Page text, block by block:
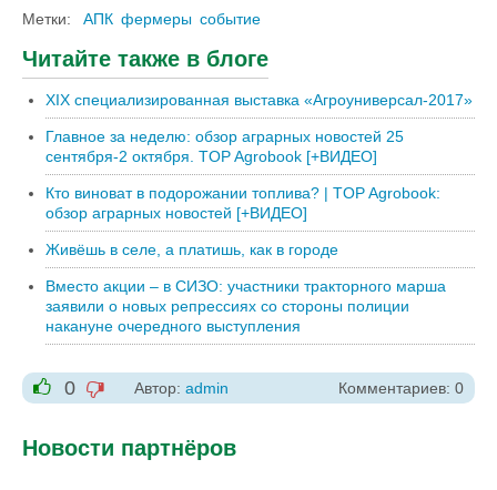
Метки:
АПК фермеры событие
Читайте также в блоге
XIX специализированная выставка «Агроуниверсал-2017»
Главное за неделю: обзор аграрных новостей 25
сентября-2 октября. TOP Agrobook [+ВИДЕО]
Кто виноват в подорожании топлива? | TOP Agrobook:
обзор аграрных новостей [+ВИДЕО]
Живёшь в селе, а платишь, как в городе
Вместо акции – в СИЗО: участники тракторного марша
заявили о новых репрессиях со стороны полиции
накануне очередного выступления
+1
0
-1
Автор: admin Комментариев: 0
Новости партнёров